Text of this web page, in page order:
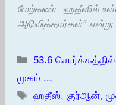
மேற்கண்ட ஹதீஸில்
அறிவித்தார்கள்” என்று
Categories
53.6 சொர்க்கத்தில்
முகம் ...
Tags
ஹதீஸ்,குர்ஆன்,